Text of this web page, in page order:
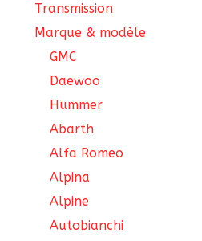
Transmission
Marque & modèle
GMC
Daewoo
Hummer
Abarth
Alfa Romeo
Alpina
Alpine
Autobianchi